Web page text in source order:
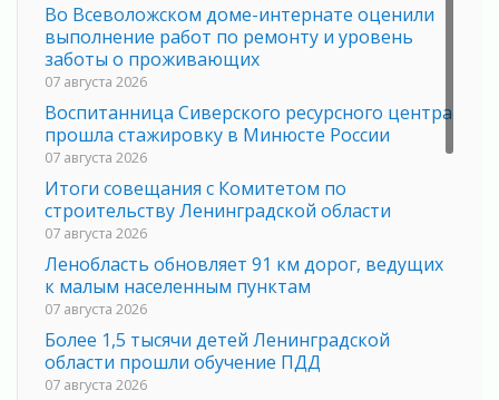
Во Всеволожском доме-интернате оценили
выполнение работ по ремонту и уровень
заботы о проживающих
07 августа 2026
Воспитанница Сиверского ресурсного центра
прошла стажировку в Минюсте России
07 августа 2026
Итоги совещания с Комитетом по
строительству Ленинградской области
07 августа 2026
Ленобласть обновляет 91 км дорог, ведущих
к малым населенным пунктам
07 августа 2026
Более 1,5 тысячи детей Ленинградской
области прошли обучение ПДД
07 августа 2026